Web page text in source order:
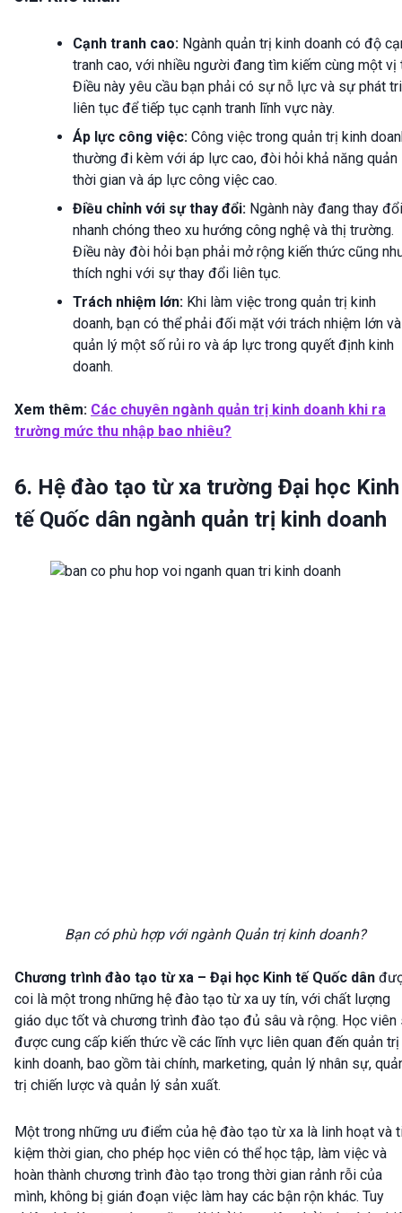
Cạnh tranh cao: Ngành quản trị kinh doanh có độ
tranh cao, với nhiều người đang tìm kiếm cùng một vị
Điều này yêu cầu bạn phải có sự nỗ lực và sự phát
liên tục để tiếp tục cạnh tranh lĩnh vực này.
Áp lực công việc: Công việc trong quản trị kinh
thường đi kèm với áp lực cao, đòi hỏi khả năng quản
thời gian và áp lực công việc cao.
Điều chỉnh với sự thay đổi: Ngành này đang thay đổi
nhanh chóng theo xu hướng công nghệ và thị trường.
Điều này đòi hỏi bạn phải mở rộng kiến thức cũng
thích nghi với sự thay đổi liên tục.
Trách nhiệm lớn: Khi làm việc trong quản trị kinh
doanh, bạn có thể phải đối mặt với trách nhiệm lớn và
quản lý một số rủi ro và áp lực trong quyết định kinh
doanh.
Xem thêm: Các chuyên ngành quản trị kinh doanh khi ra
trường mức thu nhập bao nhiêu?
6. Hệ đào tạo từ xa trường Đại học Kinh
tế Quốc dân ngành quản trị kinh doanh
Bạn có phù hợp với ngành Quản trị kinh doanh?
Chương trình đào tạo từ xa – Đại học Kinh tế Quốc dân
coi là một trong những hệ đào tạo từ xa uy tín, với chất lượng
giáo dục tốt và chương trình đào tạo đủ sâu và rộng. Học viên
được cung cấp kiến thức về các lĩnh vực liên quan đến quản trị
kinh doanh, bao gồm tài chính, marketing, quản lý nhân sự,
trị chiến lược và quản lý sản xuất.
Một trong những ưu điểm của hệ đào tạo từ xa là linh hoạt và
kiệm thời gian, cho phép học viên có thể học tập, làm việc và
hoàn thành chương trình đào tạo trong thời gian rảnh rỗi của
mình, không bị gián đoạn việc làm hay các bận rộn khác. Tuy